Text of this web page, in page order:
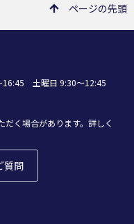
ページの先頭
土曜日 9:30～12:45
だく場合があります。詳しく
質問